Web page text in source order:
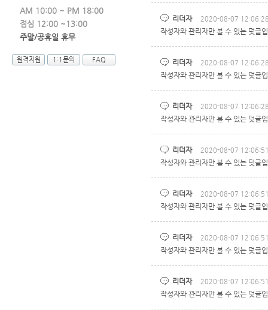
AM 10:00 ~ PM 18:00
점심 12:00 ~13:00
주말/공휴일 휴무
원격지원 1:1문의 FAQ
리더자 2020-08-07
작성자와 관리자만 볼 수 있는 덧글
리더자 2020-08-07
작성자와 관리자만 볼 수 있는 덧글
리더자 2020-08-07
작성자와 관리자만 볼 수 있는 덧글
리더자 2020-08-07
작성자와 관리자만 볼 수 있는 덧글
리더자 2020-08-07
작성자와 관리자만 볼 수 있는 덧글
리더자 2020-08-07
작성자와 관리자만 볼 수 있는 덧글
리더자 2020-08-07
작성자와 관리자만 볼 수 있는 덧글